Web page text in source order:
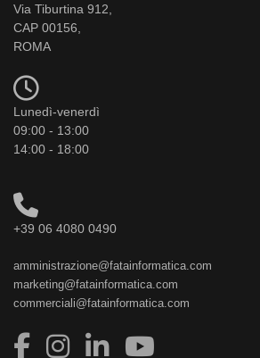
Via Tiburtina 912,
CAP 00156,
ROMA
Lunedì-venerdì
09:00 - 13:00
14:00 - 18:00
+39 06 4080 0490
amministrazione@fatainformatica.com
marketing@fatainformatica.com
commerciali@fatainformatica.com